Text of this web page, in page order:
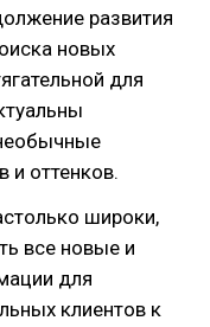
развития
новых
для
и оттенков.
широки,
все новые и
для
клиентов к